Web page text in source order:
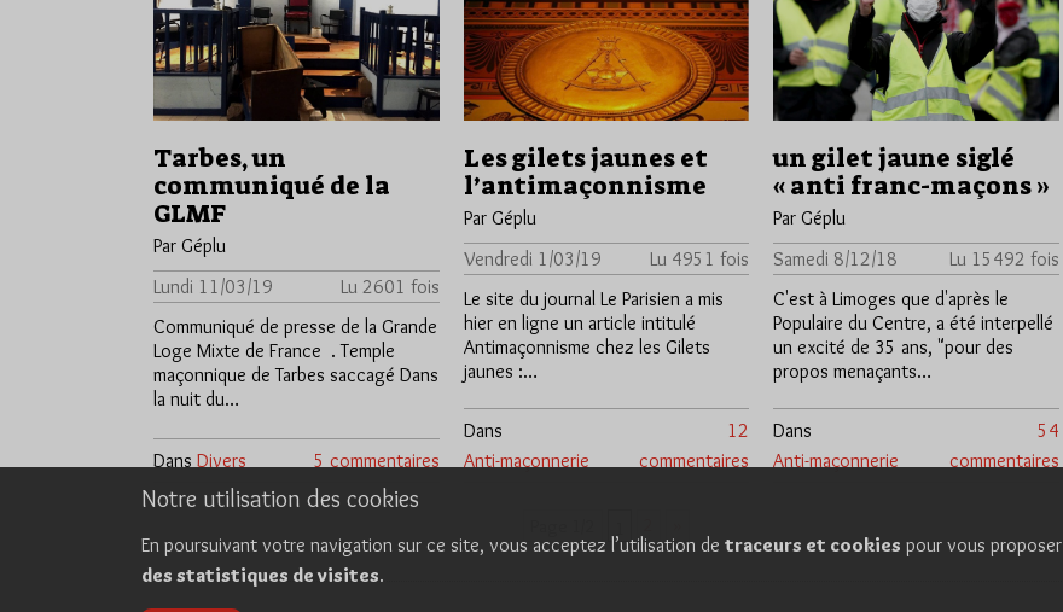
Tarbes, un
communiqué de la
GLMF
Par Géplu
Lundi 11/03/19
Lu 2601 fois
Communiqué de presse de la Grande
Loge Mixte de France . Temple
maçonnique de Tarbes saccagé Dans
la nuit du…
Dans Divers 5 commentaires
Les gilets jaunes et
l’antimaçonnisme
Par Géplu
Vendredi 1/03/19
Lu 4951 fois
Le site du journal Le Parisien a mis
hier en ligne un article intitulé
Antimaçonnisme chez les Gilets
jaunes :…
Dans
Anti-maçonnerie
12
commentaires
un gilet jaune siglé
« anti franc-maçons »
Par Géplu
Samedi 8/12/18
Lu 15492 fois
C'est à Limoges que d'après le
Populaire du Centre, a été interpellé
un excité de 35 ans, "pour des
propos menaçants…
Dans
Anti-maçonnerie
54
commentaires
Notre utilisation des cookies
En poursuivant votre navigation sur ce site, vous acceptez l’utilisation de traceurs et cookies pour vous proposer
des statistiques de visites.